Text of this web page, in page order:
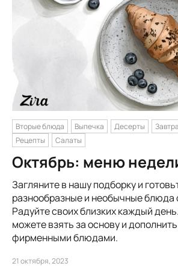
Вторые блюда Выпечка Десерты
Рецепты
Салаты
Октябрь: меню
Загляните в нашу подборку и
разнообразные и необычные блюда
Радуйте своих близких каждый
можете взять за основу и
фирменными блюдами.
21 октября, 2023